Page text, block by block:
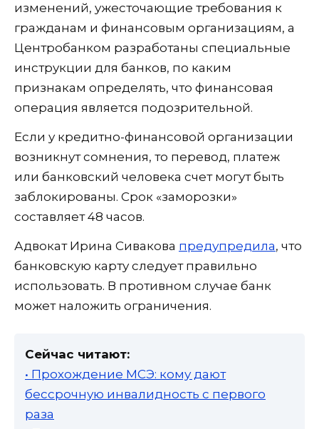
изменений, ужесточающие требования к
гражданам и финансовым организациям, а
Центробанком разработаны специальные
инструкции для банков, по каким
признакам определять, что финансовая
операция является подозрительной.
Если у кредитно-финансовой организации
возникнут сомнения, то перевод, платеж
или банковский человека счет могут быть
заблокированы. Срок «заморозки»
составляет 48 часов.
Адвокат Ирина Сивакова предупредила, что
банковскую карту следует правильно
использовать. В противном случае банк
может наложить ограничения.
Сейчас читают:
• Прохождение МСЭ: кому дают
бессрочную инвалидность с первого
раза